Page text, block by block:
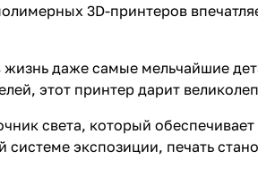
3D-принтеров
жизнь даже самые мельчайшие
этот принтер дарит
света, который
экспозиции, печать